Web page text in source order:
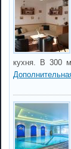
кухня. В 300 м